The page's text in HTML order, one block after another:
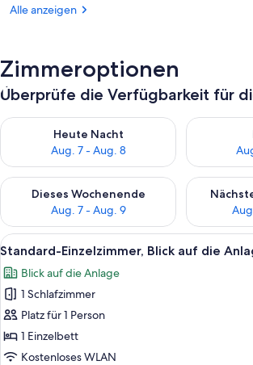
Alle anzeigen
Zimmeroptionen
Überprüfe die Verfügbarkeit für
Heute Nacht
Aug. 7 - Aug. 8
Überprüfe die Verfügbarkeit für heute
Überprüfe
Dieses Wochenende
Aug. 7 - Aug. 9
Überprüfe die Verfügbarkeit für dieses
Überprüfe
Alle
Fotos
für
Standard-
Einzelzimmer,
Blick
auf
Ein
1
Standard-Einzelzimmer, Blick auf die
Blick auf die Anlage
1 Schlafzimmer
Platz für 1 Person
1 Einzelbett
Kostenloses WLAN